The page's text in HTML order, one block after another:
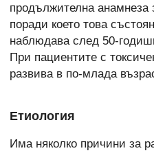
продължителна анамнеза
поради което това
наблюдава след 50-
При пациентите с
развива в по-млада
Етиология
Има няколко причини за